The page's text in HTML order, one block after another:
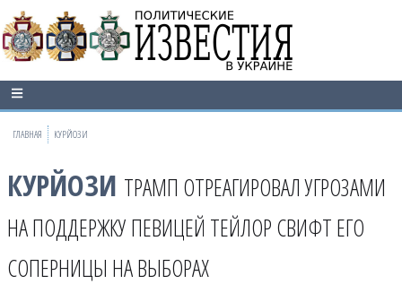
ГЛАВНАЯ КУРЙОЗИ
КУРЙОЗИ ТРАМП ОТРЕАГИРОВАЛ УГРОЗАМИ
НА ПОДДЕРЖКУ ПЕВИЦЕЙ ТЕЙЛОР СВИФТ ЕГО
СОПЕРНИЦЫ НА ВЫБОРАХ